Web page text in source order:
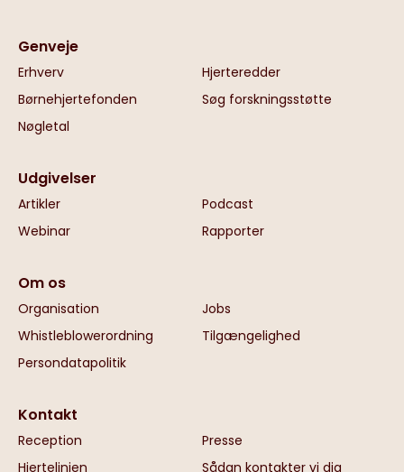
Genveje
Erhverv
Hjerteredder
Børnehjertefonden
Søg forskningsstøtte
Nøgletal
Udgivelser
Artikler
Podcast
Webinar
Rapporter
Om os
Organisation
Jobs
Whistleblowerordning
Tilgængelighed
Persondatapolitik
Kontakt
Reception
Presse
Hjertelinjen
Sådan kontakter vi dig